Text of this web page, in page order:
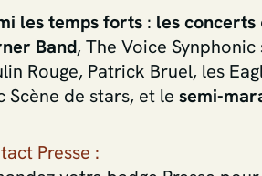
les temps forts : les concerts
Band, The Voice
Rouge, Patrick Bruel, les
Scène de stars, et lesemi-
Presse :